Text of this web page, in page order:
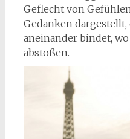
Geflecht von
Gedanken
aneinander bindet,
abstoßen.